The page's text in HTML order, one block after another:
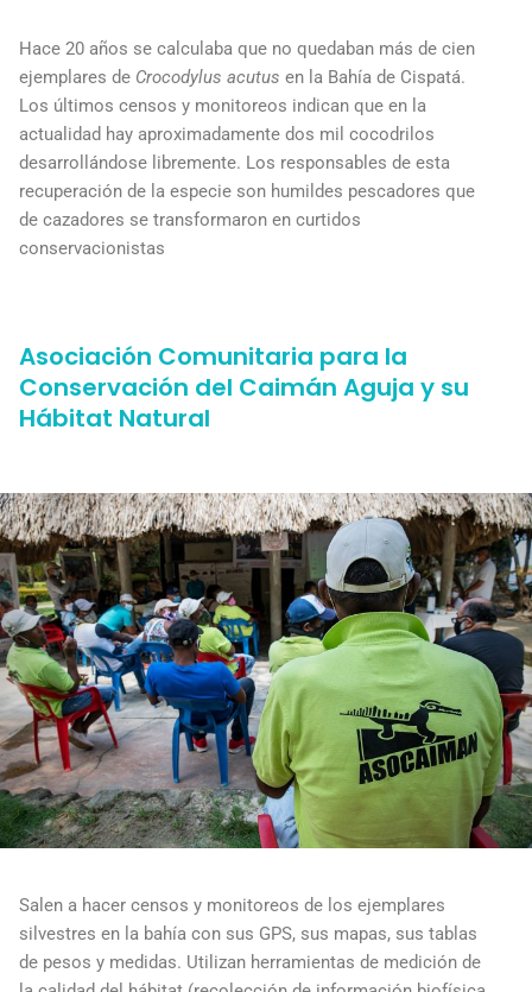
Hace 20 años se calculaba que no quedaban más de cien
ejemplares de Crocodylus acutus en la Bahía de Cispatá.
Los últimos censos y monitoreos indican que en la
actualidad hay aproximadamente dos mil cocodrilos
desarrollándose libremente. Los responsables de esta
recuperación de la especie son humildes pescadores que
de cazadores se transformaron en curtidos
conservacionistas
Asociación Comunitaria para la
Conservación del Caimán Aguja y su
Hábitat Natural
Salen a hacer censos y monitoreos de los ejemplares
silvestres en la bahía con sus GPS, sus mapas, sus tablas
de pesos y medidas. Utilizan herramientas de medición de